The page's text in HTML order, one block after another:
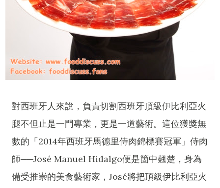
對西班牙人來說，負責切割西班牙頂級伊比利亞火
腿不但止是一門專業，更是一道藝術。這位獲獎無
數的「2014年西班牙馬德里侍肉錦標賽冠軍」侍肉
師──José Manuel Hidalgo便是箇中翹楚，身為
備受推崇的美食藝術家，José將把頂級伊比利亞火